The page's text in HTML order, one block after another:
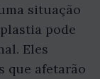
situação
pode
Eles
que afetarão